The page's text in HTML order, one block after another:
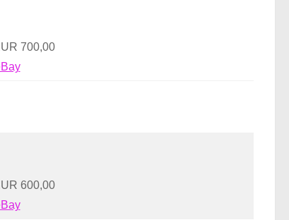
700,00
600,00